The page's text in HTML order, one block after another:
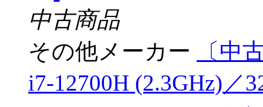
中古商品
その他メーカー
〔中
i7-12700H (2.3GHz)／